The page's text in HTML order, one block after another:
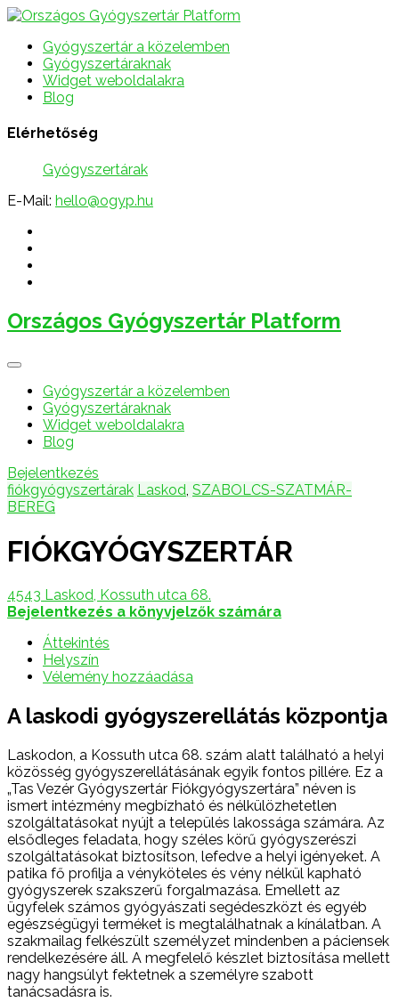
Gyógyszertár a közelemben
Gyógyszertáraknak
Widget weboldalakra
Blog
Elérhetőség
Gyógyszertárak
E-Mail: hello@ogyp.hu
Országos Gyógyszertár Platform
Gyógyszertár a közelemben
Gyógyszertáraknak
Widget weboldalakra
Blog
Bejelentkezés
fiókgyógyszertárak Laskod, SZABOLCS-SZATMÁR-
BEREG
FIÓKGYÓGYSZERTÁR
4543 Laskod, Kossuth utca 68.
Bejelentkezés a könyvjelzők számára
Áttekintés
Helyszín
Vélemény hozzáadása
A laskodi gyógyszerellátás központja
Laskodon, a Kossuth utca 68. szám alatt található a helyi
közösség gyógyszerellátásának egyik fontos pillére. Ez a
„Tas Vezér Gyógyszertár Fiókgyógyszertára” néven is
ismert intézmény megbízható és nélkülözhetetlen
szolgáltatásokat nyújt a település lakossága számára. Az
elsődleges feladata, hogy széles körű gyógyszerészi
szolgáltatásokat biztosítson, lefedve a helyi igényeket. A
patika fő profilja a vényköteles és vény nélkül kapható
gyógyszerek szakszerű forgalmazása. Emellett az
ügyfelek számos gyógyászati segédeszközt és egyéb
egészségügyi terméket is megtalálhatnak a kínálatban. A
szakmailag felkészült személyzet mindenben a páciensek
rendelkezésére áll. A megfelelő készlet biztosítása mellett
nagy hangsúlyt fektetnek a személyre szabott
tanácsadásra is.